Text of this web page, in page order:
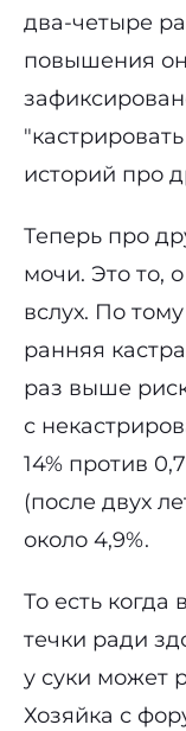
два-четыре
повышения
историй про
Теперь про
мочи. Это то,
вслух. По
ранняя
раз выше
с
14% против
(после двух
около 4,9%.
То есть когда
течки ради
у суки может
Хозяйка с